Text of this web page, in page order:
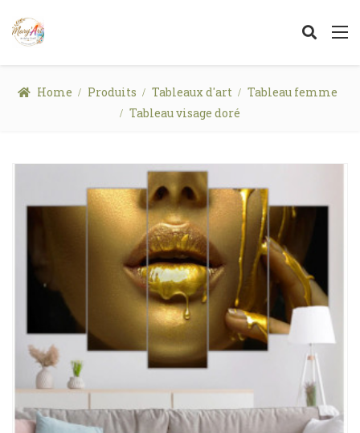
Home Produits Tableaux d'art
Tableau femme
Tableau visage doré